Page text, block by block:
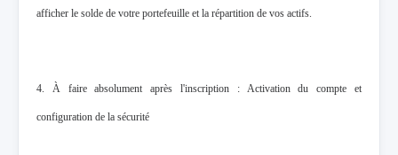
afficher le solde de votre portefeuille et la répartition de vos actifs.
4. À faire absolument après l'inscription : Activation du compte et
configuration de la sécurité